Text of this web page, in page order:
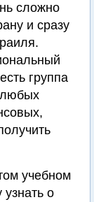
сложно
и сразу
группа
любых
учебном
о